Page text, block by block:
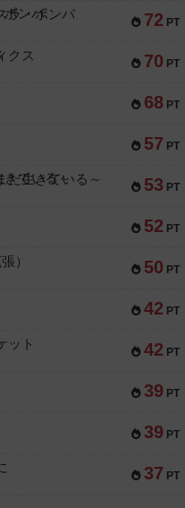
72 PT
ラ・ボンバ
70 PT
クス
68 PT
57 PT
53 PT
生きている～
52 PT
50 PT
）
42 PT
42 PT
ット
39 PT
39 PT
37 PT